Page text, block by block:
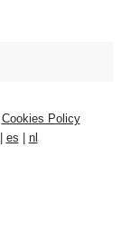
Cookies Policy
es nl